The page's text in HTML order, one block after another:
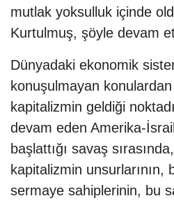
mutlak yoksulluk içinde
Kurtulmuş, şöyle devam
Dünyadaki ekonomik
konuşulmayan
kapitalizmin geldiği
devam eden Amerika-
başlattığı savaş
kapitalizmin unsurlarının,
sermaye sahiplerinin, bu